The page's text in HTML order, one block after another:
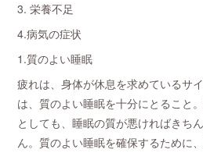
3. 栄養不足
4.病気の症状
1.質のよい睡眠
疲れは、身体が休息を求めているサ
は、質のよい睡眠を十分にとること
としても、睡眠の質が悪ければきち
ん。質のよい睡眠を確保するために